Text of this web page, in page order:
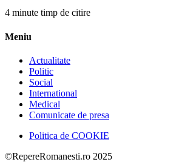
4 minute timp de citire
Meniu
Actualitate
Politic
Social
International
Medical
Comunicate de presa
Politica de COOKIE
©RepereRomanesti.ro 2025